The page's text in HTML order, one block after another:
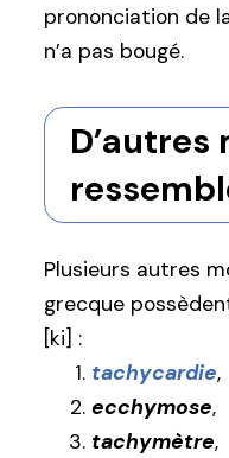
prononciation de
n’a pas bougé.
Plusieurs autres
grecque
[ki] :
tachycardie,
ecchymose,
tachymètre,